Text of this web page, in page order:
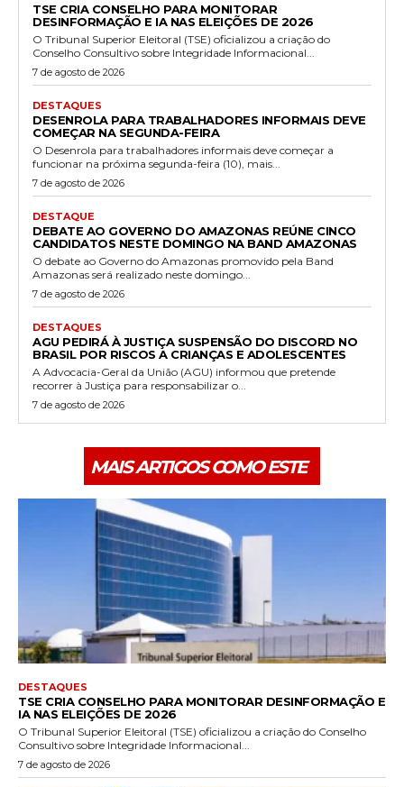
TSE CRIA CONSELHO PARA MONITORAR
DESINFORMAÇÃO E IA NAS ELEIÇÕES DE 2026
O Tribunal Superior Eleitoral (TSE) oficializou a criação do
Conselho Consultivo sobre Integridade Informacional...
7 de agosto de 2026
DESTAQUES
DESENROLA PARA TRABALHADORES INFORMAIS DEVE
COMEÇAR NA SEGUNDA-FEIRA
O Desenrola para trabalhadores informais deve começar a
funcionar na próxima segunda-feira (10), mais...
7 de agosto de 2026
DESTAQUE
DEBATE AO GOVERNO DO AMAZONAS REÚNE CINCO
CANDIDATOS NESTE DOMINGO NA BAND AMAZONAS
O debate ao Governo do Amazonas promovido pela Band
Amazonas será realizado neste domingo...
7 de agosto de 2026
DESTAQUES
AGU PEDIRÁ À JUSTIÇA SUSPENSÃO DO DISCORD NO
BRASIL POR RISCOS A CRIANÇAS E ADOLESCENTES
A Advocacia-Geral da União (AGU) informou que pretende
recorrer à Justiça para responsabilizar o...
7 de agosto de 2026
MAIS ARTIGOS COMO ESTE
DESTAQUES
TSE CRIA CONSELHO PARA MONITORAR DESINFORMAÇÃO E
IA NAS ELEIÇÕES DE 2026
O Tribunal Superior Eleitoral (TSE) oficializou a criação do Conselho
Consultivo sobre Integridade Informacional...
7 de agosto de 2026